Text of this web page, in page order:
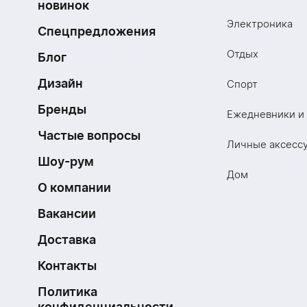
новинок
Спецпредложения
Блог
Дизайн
Бренды
Частые вопросы
Шоу-рум
О компании
Вакансии
Доставка
Контакты
Политика
Электроника
Отдых
Спорт
Ежедневники
Личные
Дом